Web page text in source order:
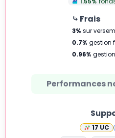
⤷ Frais
3% sur
0.7% gestion
0.96%
Performances
17 UC